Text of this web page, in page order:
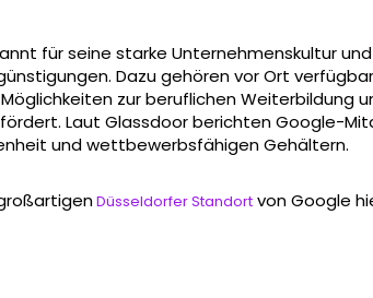
für seine starke Unternehmenskultur
Dazu gehören vor Ort
zur beruflichen Weiterbildung
Laut Glassdoor berichten Google-
und wettbewerbsfähigen Gehältern.
Düsseldorfer Standort von Google